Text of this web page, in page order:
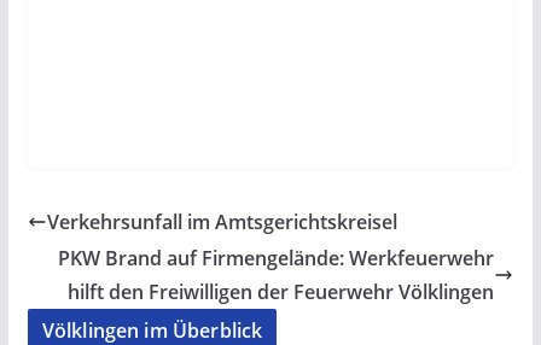
Verkehrsunfall im Amtsgerichtskreisel
PKW Brand auf Firmengelände: Werkfeuerwehr
hilft den Freiwilligen der Feuerwehr Völklingen
Völklingen im Überblick